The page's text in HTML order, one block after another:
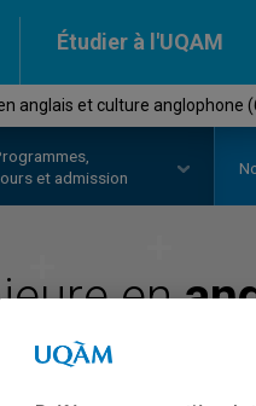
Étudier à l'UQAM
anglais et culture anglophone
et admission
en